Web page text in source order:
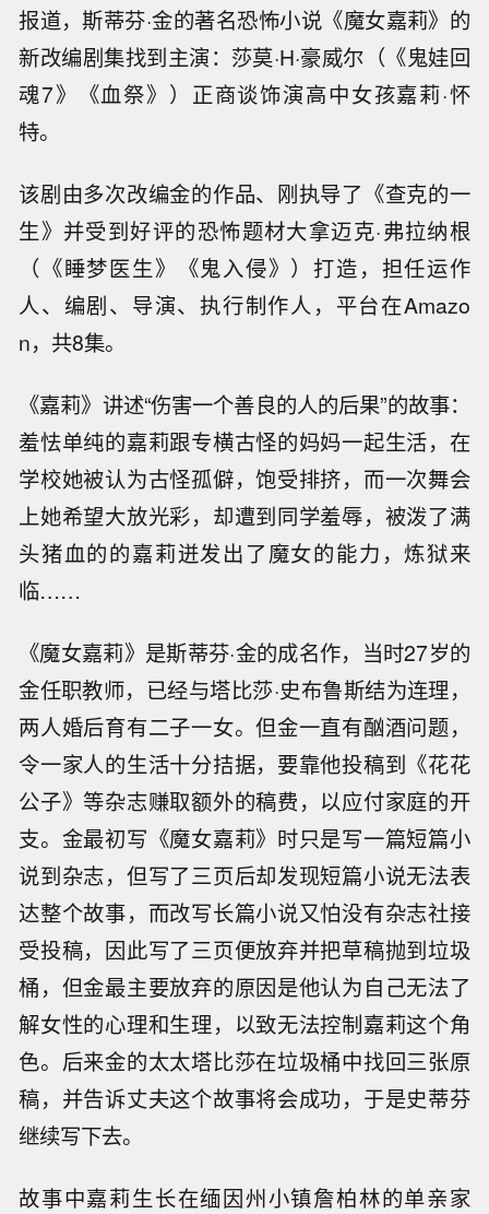
报道，斯蒂芬·金的著名恐怖小说《魔女嘉莉》的
新改编剧集找到主演：莎莫·H·豪威尔（《鬼娃回
魂7》《血祭》）正商谈饰演高中女孩嘉莉·怀
特。
该剧由多次改编金的作品、刚执导了《查克的一
生》并受到好评的恐怖题材大拿迈克·弗拉纳根
（《睡梦医生》《鬼入侵》）打造，担任运作
人、编剧、导演、执行制作人，平台在Amazo
n，共8集。
《嘉莉》讲述“伤害一个善良的人的后果”的故事：
羞怯单纯的嘉莉跟专横古怪的妈妈一起生活，在
学校她被认为古怪孤僻，饱受排挤，而一次舞会
上她希望大放光彩，却遭到同学羞辱，被泼了满
头猪血的的嘉莉迸发出了魔女的能力，炼狱来
临……
《魔女嘉莉》是斯蒂芬·金的成名作，当时27岁的
金任职教师，已经与塔比莎·史布鲁斯结为连理，
两人婚后育有二子一女。但金一直有酗酒问题，
令一家人的生活十分拮据，要靠他投稿到《花花
公子》等杂志赚取额外的稿费，以应付家庭的开
支。金最初写《魔女嘉莉》时只是写一篇短篇小
说到杂志，但写了三页后却发现短篇小说无法表
达整个故事，而改写长篇小说又怕没有杂志社接
受投稿，因此写了三页便放弃并把草稿抛到垃圾
桶，但金最主要放弃的原因是他认为自己无法了
解女性的心理和生理，以致无法控制嘉莉这个角
色。后来金的太太塔比莎在垃圾桶中找回三张原
稿，并告诉丈夫这个故事将会成功，于是史蒂芬
继续写下去。
故事中嘉莉生长在缅因州小镇詹柏林的单亲家